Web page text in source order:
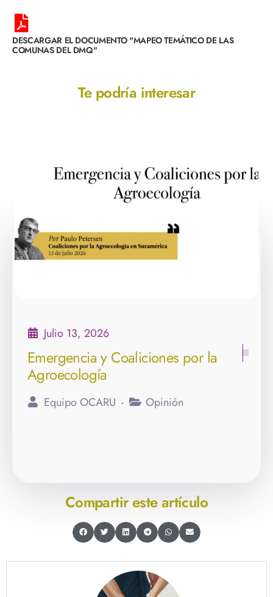
DESCARGAR EL DOCUMENTO "MAPEO TEMÁTICO DE LAS
COMUNAS DEL DMQ"
Te podría interesar
Julio 13, 2026
Emergencia y Coaliciones por la
Agroecología
Equipo OCARU Opinión
Compartir este artículo